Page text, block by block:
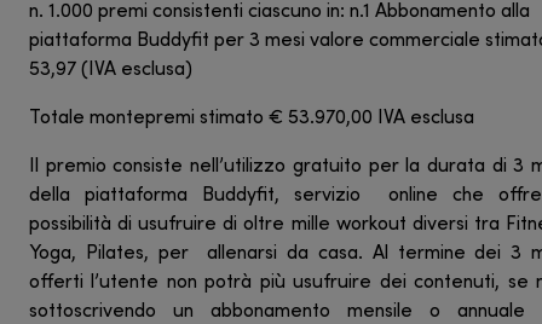
n. 1.000 premi consistenti ciascuno in: n.1 Abbonamento alla
piattaforma Buddyfit per 3 mesi valore commerciale
53,97 (IVA esclusa)
Totale montepremi stimato € 53.970,00 IVA esclusa
Il premio consiste nell’utilizzo gratuito per la durata di 3
della piattaforma Buddyfit, servizio online che
possibilità di usufruire di oltre mille workout diversi tra
Yoga, Pilates, per allenarsi da casa. Al termine dei 3
offerti l’utente non potrà più usufruire dei contenuti, se
sottoscrivendo un abbonamento mensile o annuale